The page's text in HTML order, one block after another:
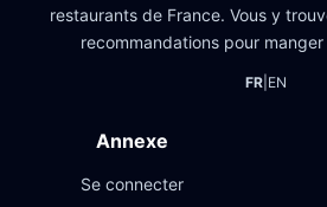
restaurants de France. Vous y
recommandations pour
FR| EN
Annexe
Se connecter